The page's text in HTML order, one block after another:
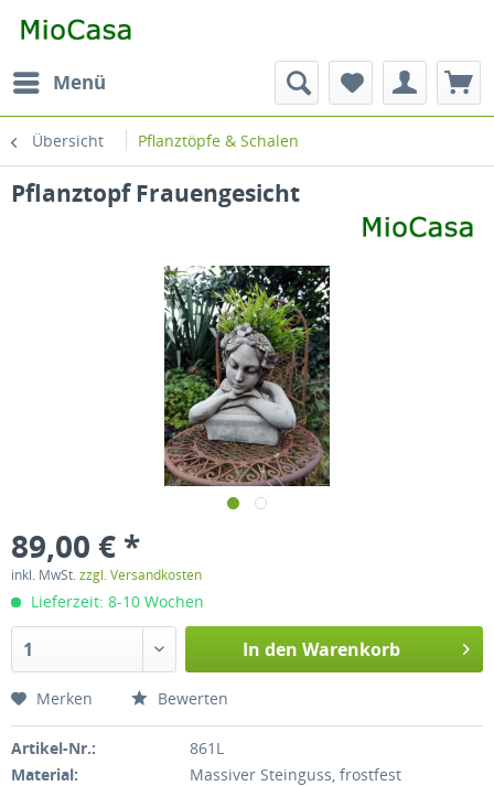
Menü
Übersicht Pflanztöpfe & Schalen
Pflanztopf Frauengesicht
89,00 € *
inkl. MwSt.zzgl. Versandkosten
Lieferzeit: 8-10 Wochen
In den Warenkorb
Merken Bewerten
Artikel-Nr.:
861L
Material:
Massiver Steinguss, frostfest